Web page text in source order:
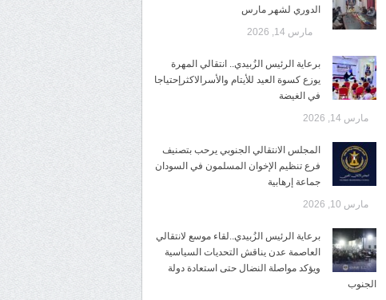
الدوري لشهر مارس
مارس 14, 2026
برعاية الرئيس الزُبيدي.. انتقالي المهرة
يوزع كسوة العيد للأيتام والأسرالاكثرإحتياجا
في الغيضة
مارس 14, 2026
المجلس الانتقالي الجنوبي يرحب بتصنيف
فرع تنظيم الإخوان المسلمون في السودان
جماعة إرهابية
مارس 10, 2026
برعاية الرئيس الزُبيدي..لقاء موسع لانتقالي
العاصمة عدن يناقش التحديات السياسية
ويؤكد مواصلة النضال حتى استعادة دولة
الجنوب